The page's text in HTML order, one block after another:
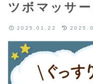
ツボマッサー
2025.01.22